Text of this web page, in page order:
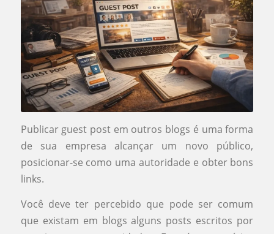
Publicar guest post em outros blogs é uma forma
de sua empresa alcançar um novo público,
posicionar-se como uma autoridade e obter bons
links.
Você deve ter percebido que pode ser comum
que existam em blogs alguns posts escritos por